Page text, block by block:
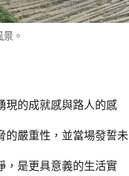
。
現的成就感與路人的感
的嚴重性，並當場發誓未
，是更具意義的生活實